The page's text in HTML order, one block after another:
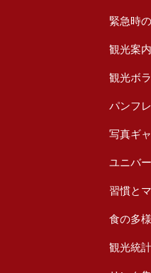
緊急時
観光案
観光ボ
パンフ
写真ギ
ユニバ
習慣と
食の多
観光統計